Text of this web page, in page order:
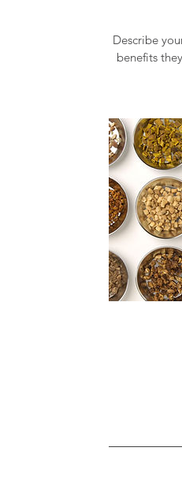
Describe
benefits